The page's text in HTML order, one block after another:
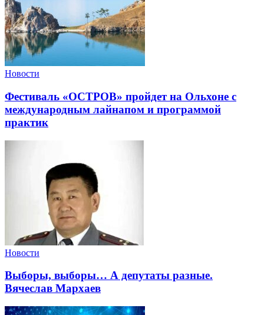
Новости
Фестиваль «ОСТРОВ» пройдет на Ольхоне с
международным лайнапом и программой
практик
Новости
Выборы, выборы… А депутаты разные.
Вячеслав Мархаев